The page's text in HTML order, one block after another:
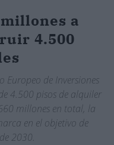
a
4.500
Europeo de Inversiones
4.500 pisos de alquiler
millones en total, la
en el objetivo de
2030.